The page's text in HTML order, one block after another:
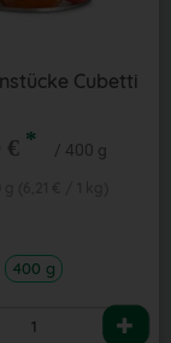
Cubetti
€ * / 400 g
400 g